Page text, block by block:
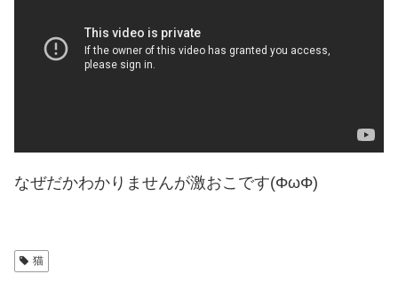
なぜだかわかりませんが激おこです(ΦωΦ)
猫